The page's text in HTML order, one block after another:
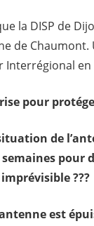
la DISP de
de
Interrégional
pour
de
pour
???
est